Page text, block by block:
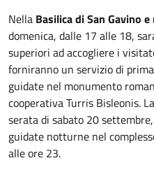
Nella Basilica di San Gavino
domenica, dalle 17 alle 18,
superiori ad accogliere i
forniranno un servizio di
guidate nel monumento
cooperativa Turris Bisleonis.
serata di sabato 20
guidate notturne nel
alle ore 23.